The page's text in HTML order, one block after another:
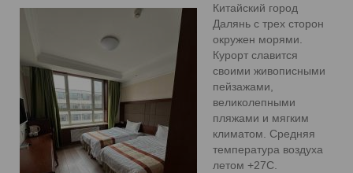
Китайский город
Далянь с трех сторон
окружен морями.
Курорт славится
своими живописными
пейзажами,
великолепными
пляжами и мягким
климатом. Средняя
температура воздуха
летом +27С.